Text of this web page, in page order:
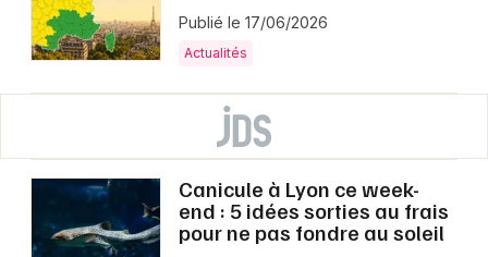
Publié le 17/06/2026
Actualités
Canicule à Lyon ce week-
end : 5 idées sorties au frais
pour ne pas fondre au soleil